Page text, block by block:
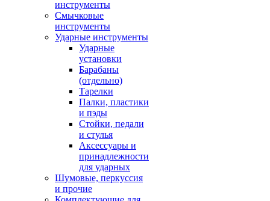
инструменты
Смычковые
инструменты
Ударные инструменты
Ударные
установки
Барабаны
(отдельно)
Тарелки
Палки, пластики
и пэды
Стойки, педали
и стулья
Аксессуары и
принадлежности
для ударных
Шумовые, перкуссия
и прочие